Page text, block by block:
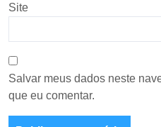
Site
Salvar meus dados neste
que eu comentar.